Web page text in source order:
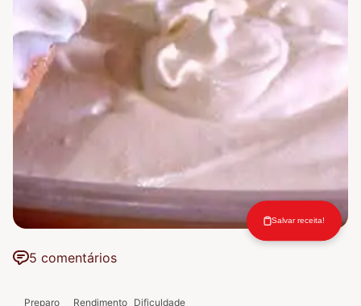
5 comentários
Salvar receita!
Preparo Rendimento Dificuldade